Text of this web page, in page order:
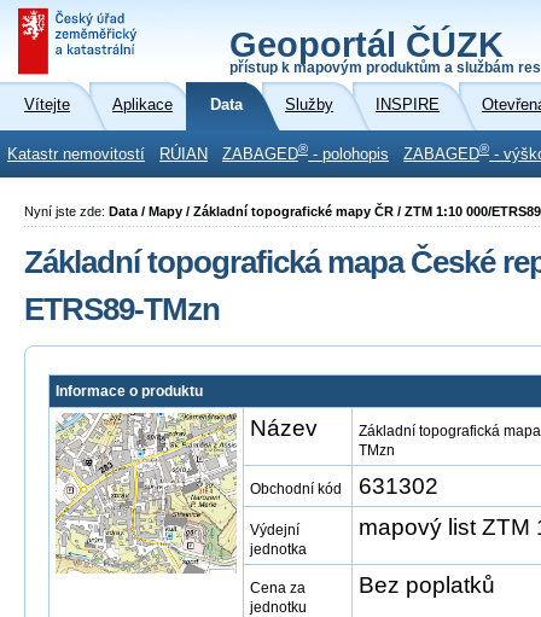
Geoportál ČÚZK
přístup k mapovým produktům a službám
Vítejte Aplikace Data Služby INSPIRE
Katastr nemovitostí RÚIAN ZABAGED® - polohopis ZABAGED® -
Nyní jste zde: Data / Mapy / Základní topografické mapy ČR / ZTM 1:10 000/
Základní topografická mapa České
ETRS89-TMzn
Informace o produktu
Název
Základní topografická
TMzn
Obchodní kód 631302
Výdejní
jednotka
mapový list ZTM
Cena za
jednotku
Bez poplatků